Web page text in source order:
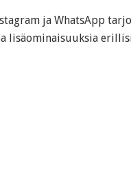
ja WhatsApp
lisäominaisuuksia